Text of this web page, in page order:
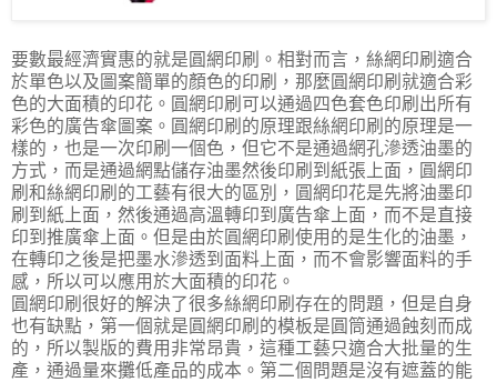
要數最經濟實惠的就是圓網印刷。相對而言，絲網印刷適合
於單色以及圖案簡單的顏色的印刷，那麼圓網印刷就適合彩
色的大面積的印花。圓網印刷可以通過四色套色印刷出所有
彩色的廣告傘圖案。圓網印刷的原理跟絲網印刷的原理是一
樣的，也是一次印刷一個色，但它不是通過網孔滲透油墨的
方式，而是通過網點儲存油墨然後印刷到紙張上面，圓網印
刷和絲網印刷的工藝有很大的區別，圓網印花是先將油墨印
刷到紙上面，然後通過高溫轉印到廣告傘上面，而不是直接
印到推廣傘上面。但是由於圓網印刷使用的是生化的油墨，
在轉印之後是把墨水滲透到面料上面，而不會影響面料的手
感，所以可以應用於大面積的印花。
圓網印刷很好的解決了很多絲網印刷存在的問題，但是自身
也有缺點，第一個就是圓網印刷的模板是圓筒通過蝕刻而成
的，所以製版的費用非常昂貴，這種工藝只適合大批量的生
產，通過量來攤低產品的成本。第二個問題是沒有遮蓋的能